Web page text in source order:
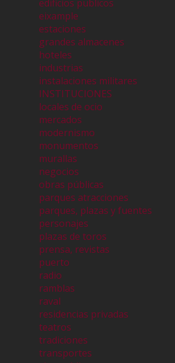
edificios publicos
eixample
estaciones
grandes almacenes
hoteles
industrias
instalaciones militares
INSTITUCIONES
locales de ocio
mercados
modernismo
monumentos
murallas
negocios
obras públicas
parques atracciones
parques, plazas y fuentes
personajes
plazas de toros
prensa, revistas
puerto
radio
ramblas
raval
residencias privadas
teatros
tradiciones
transportes